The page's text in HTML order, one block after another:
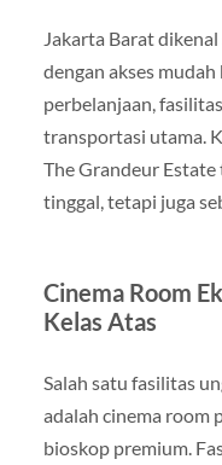
Jakarta Barat
dengan akses
perbelanjaan,
transportasi utama.
The Grandeur
tinggal, tetapi juga
Cinema Room
Kelas Atas
Salah satu fasilitas
adalah cinema room
bioskop premium.